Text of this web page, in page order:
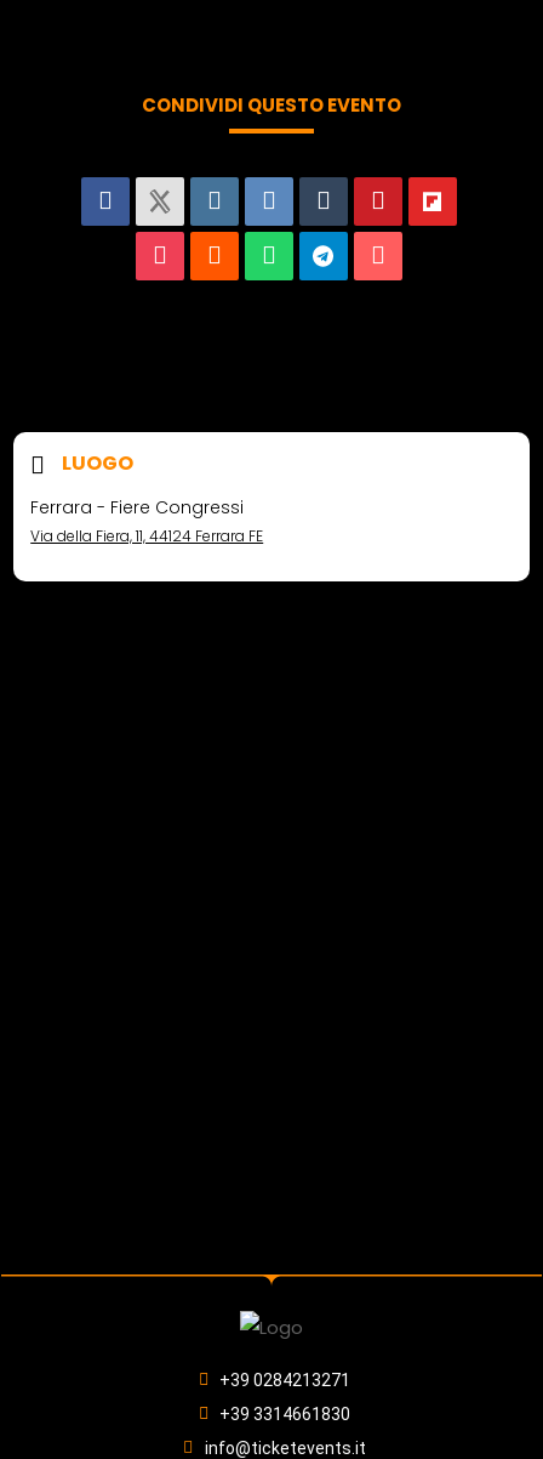
CONDIVIDI QUESTO EVENTO
LUOGO
Ferrara - Fiere Congressi
Via della Fiera, 11, 44124 Ferrara FE
+39 0284213271
+39 3314661830
info@ticketevents.it